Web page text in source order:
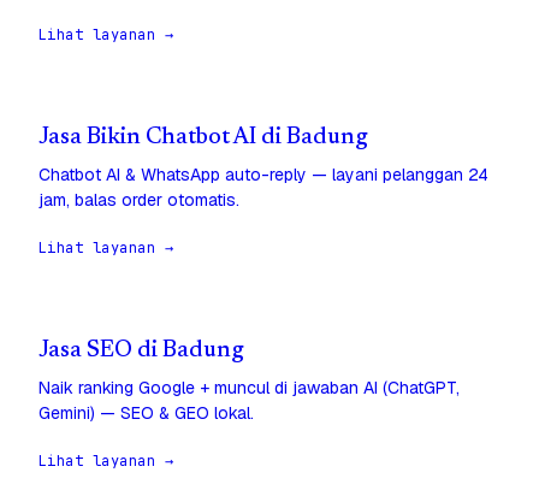
Lihat layanan →
Jasa Bikin Chatbot AI di Badung
Chatbot AI & WhatsApp auto-reply — layani pelanggan 24
jam, balas order otomatis.
Lihat layanan →
Jasa SEO di Badung
Naik ranking Google + muncul di jawaban AI (ChatGPT,
Gemini) — SEO & GEO lokal.
Lihat layanan →